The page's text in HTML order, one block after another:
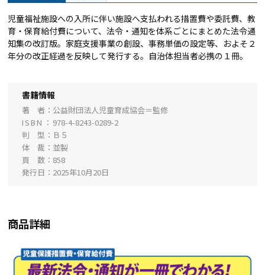
児童福祉施設への入所に伴い施設へ支払われる措置費や委託費、教
育・保育給付費について、法令・通知を体系ごとにまとめた法令通
知集の改訂版。家庭支援事業の創設、事務単価の設定等、およそ２
年分の改正経過を反映して発行する。自治体担当者必携の１冊。
書籍情報
著 者
公益財団法人児童育成協会＝監修
ISBN
978-4-8243-0289-2
判 型
Ｂ５
体 裁
並製
頁 数
858
発行日
2025年10月20日
商品詳細